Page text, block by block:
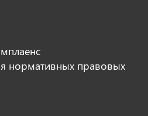
нормативных правовых